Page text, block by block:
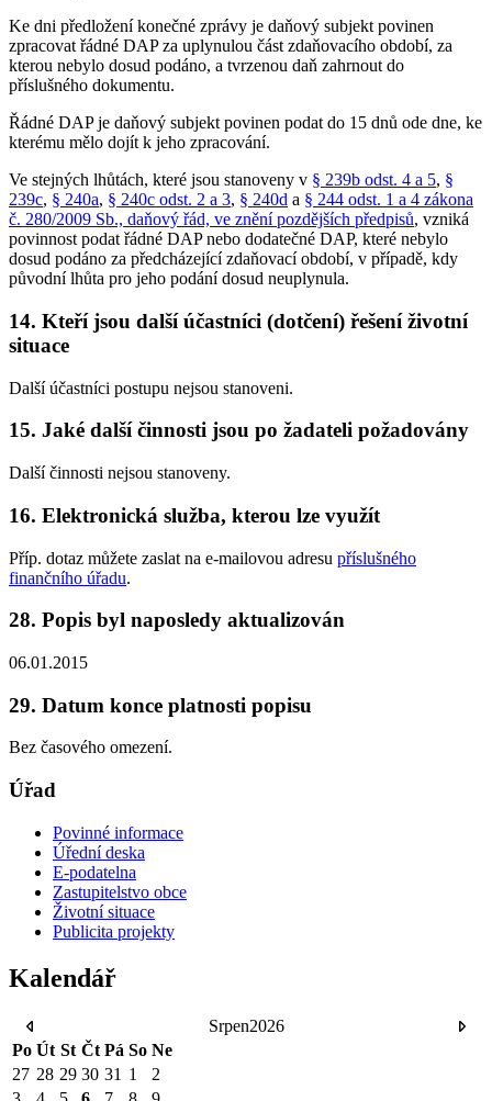
Ke dni předložení konečné zprávy je daňový subjekt povinen
zpracovat řádné DAP za uplynulou část zdaňovacího období, za
kterou nebylo dosud podáno, a tvrzenou daň zahrnout do
příslušného dokumentu.
Řádné DAP je daňový subjekt povinen podat do 15 dnů ode dne, ke
kterému mělo dojít k jeho zpracování.
Ve stejných lhůtách, které jsou stanoveny v § 239b odst. 4 a 5, §
239c, § 240a, § 240c odst. 2 a 3, § 240d a § 244 odst. 1 a 4 zákona
č. 280/2009 Sb., daňový řád, ve znění pozdějších předpisů, vzniká
povinnost podat řádné DAP nebo dodatečné DAP, které nebylo
dosud podáno za předcházející zdaňovací období, v případě, kdy
původní lhůta pro jeho podání dosud neuplynula.
14. Kteří jsou další účastníci (dotčení) řešení životní
situace
Další účastníci postupu nejsou stanoveni.
15. Jaké další činnosti jsou po žadateli požadovány
Další činnosti nejsou stanoveny.
16. Elektronická služba, kterou lze využít
Příp. dotaz můžete zaslat na e-mailovou adresu příslušného
finančního úřadu.
28. Popis byl naposledy aktualizován
06.01.2015
29. Datum konce platnosti popisu
Bez časového omezení.
Úřad
Povinné informace
Úřední deska
E-podatelna
Zastupitelstvo obce
Životní situace
Publicita projekty
Kalendář
Srpen2026
Po Út St Čt Pá So Ne
27 28 29 30 31 1
2